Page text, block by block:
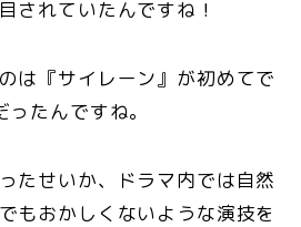
されていたんですね！
は『サイレーン』が初めてで
たんですね。
たせいか、ドラマ内では自然
もおかしくないような演技を